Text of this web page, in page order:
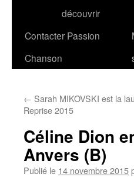
découvrir
Contacter Passion
Chanson
← Sarah MIKOVSKI est la
Reprise 2015
Céline Dion
Anvers (B)
Publié le 14 novembre 2015